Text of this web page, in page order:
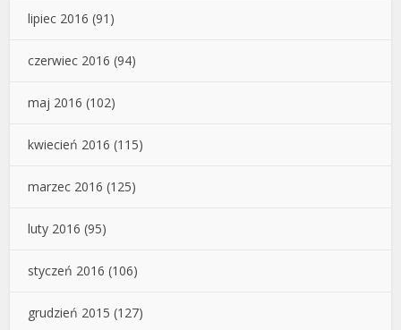
lipiec 2016 (91)
czerwiec 2016 (94)
maj 2016 (102)
kwiecień 2016 (115)
marzec 2016 (125)
luty 2016 (95)
styczeń 2016 (106)
grudzień 2015 (127)